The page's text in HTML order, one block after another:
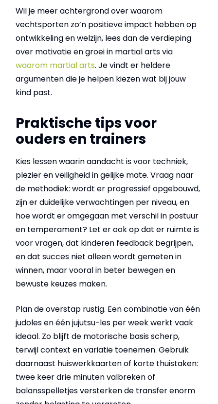
Wil je meer achtergrond over waarom
vechtsporten zo’n positieve impact hebben op
ontwikkeling en welzijn, lees dan de verdieping
over motivatie en groei in martial arts via
waarom martial arts. Je vindt er heldere
argumenten die je helpen kiezen wat bij jouw
kind past.
Praktische tips voor
ouders en trainers
Kies lessen waarin aandacht is voor techniek,
plezier en veiligheid in gelijke mate. Vraag naar
de methodiek: wordt er progressief opgebouwd,
zijn er duidelijke verwachtingen per niveau, en
hoe wordt er omgegaan met verschil in postuur
en temperament? Let er ook op dat er ruimte is
voor vragen, dat kinderen feedback begrijpen,
en dat succes niet alleen wordt gemeten in
winnen, maar vooral in beter bewegen en
bewuste keuzes maken.
Plan de overstap rustig. Een combinatie van één
judoles en één jujutsu-les per week werkt vaak
ideaal. Zo blijft de motorische basis scherp,
terwijl context en variatie toenemen. Gebruik
daarnaast huiswerkkaarten of korte thuistaken:
twee keer drie minuten valbreken of
balansspelletjes versterken de transfer enorm